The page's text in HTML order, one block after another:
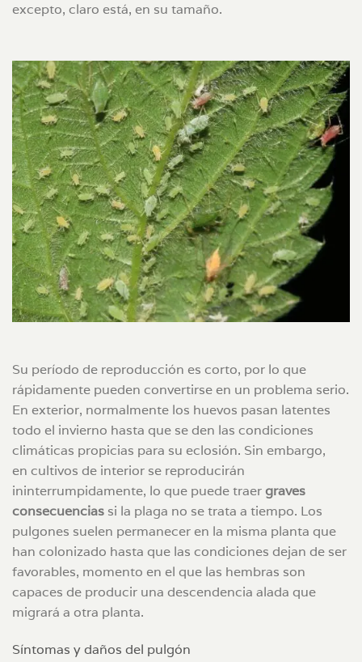
excepto, claro está, en su tamaño.
Su período de reproducción es corto, por lo que
rápidamente pueden convertirse en un problema serio.
En exterior, normalmente los huevos pasan latentes
todo el invierno hasta que se den las condiciones
climáticas propicias para su eclosión. Sin embargo,
en cultivos de interior se reproducirán
ininterrumpidamente, lo que puede traergraves
consecuencias si la plaga no se trata a tiempo. Los
pulgones suelen permanecer en la misma planta que
han colonizado hasta que las condiciones dejan de ser
favorables, momento en el que las hembras son
capaces de producir una descendencia alada que
migrará a otra planta.
Síntomas y daños del pulgón